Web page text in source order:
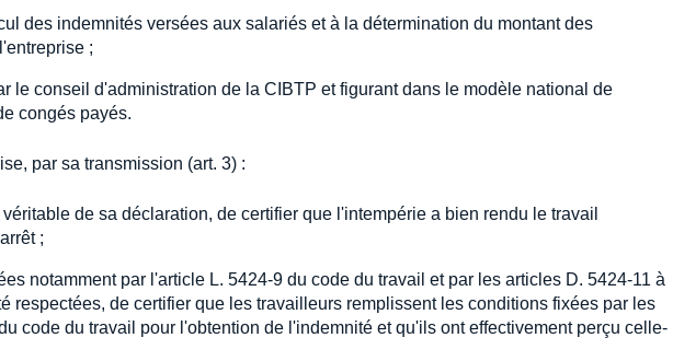
des indemnités versées aux salariés et à la détermination du montant des
;
le conseil d'administration de la CIBTP et figurant dans le modèle national de
congés payés.
par sa transmission (art. 3) :
de sa déclaration, de certifier que l'intempérie a bien rendu le travail
;
notamment par l'article L. 5424-9 du code du travail et par les articles D. 5424-11 à
respectées, de certifier que les travailleurs remplissent les conditions fixées par les
code du travail pour l'obtention de l'indemnité et qu'ils ont effectivement perçu celle-